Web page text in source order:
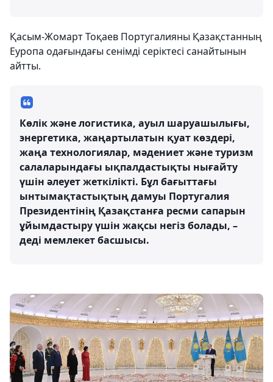
Қасым-Жомарт Тоқаев Португалияны Қазақстанның
Еуропа одағындағы сенімді серіктесі санайтынын
айтты.
Көлік және логистика, ауыл шаруашылығы,
энергетика, жаңартылатын қуат көздері,
жаңа технологиялар, мәдениет және туризм
салаларындағы ықпалдастықты нығайту
үшін әлеует жеткілікті. Бұл бағыттағы
ынтымақтастықтың дамуы Португалия
Президентінің Қазақстанға ресми сапарын
ұйымдастыру үшін жақсы негіз болады, –
деді мемлекет басшысы.